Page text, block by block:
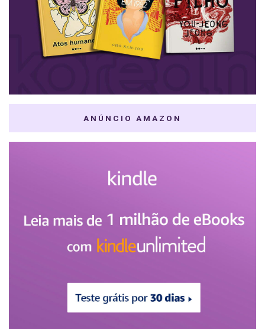
ANÚNCIO AMAZON